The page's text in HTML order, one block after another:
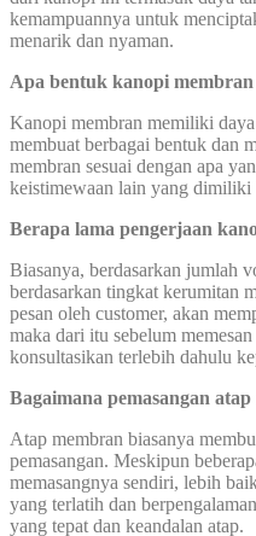
kemampuannya untuk
menarik dan nyaman.
Apa bentuk kanopi membran
Kanopi membran memiliki
membuat berbagai bentuk dan
membran sesuai dengan apa
keistimewaan lain yang dimiliki
Berapa lama pengerjaan
Biasanya, berdasarkan jumlah
berdasarkan tingkat kerumitan
pesan oleh customer, akan
maka dari itu sebelum
konsultasikan terlebih dahulu
Bagaimana pemasangan
Atap membran biasanya
pemasangan. Meskipun
memasangnya sendiri, lebih
yang terlatih dan
yang tepat dan keandalan atap.